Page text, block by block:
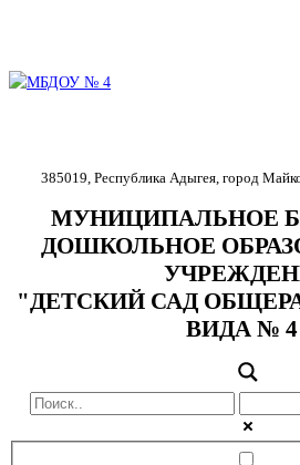
385019, Республика Адыгея, город
МУНИЦИПАЛЬНОЕ
ДОШКОЛЬНОЕ
"ДЕТСКИЙ САД
ВИДА №